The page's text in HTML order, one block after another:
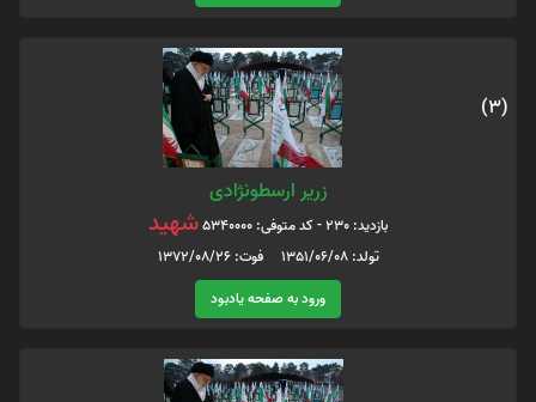
(3)
زریر ارسطونژادی
بازدید: 230 - کد متوفی: 5340000 شهید
تولد: 1351/06/08 فوت: 1372/08/26
ورود به صفحه یادبود